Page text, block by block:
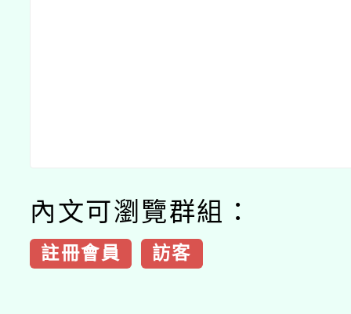
內文可瀏覽群組：
註冊會員 訪客